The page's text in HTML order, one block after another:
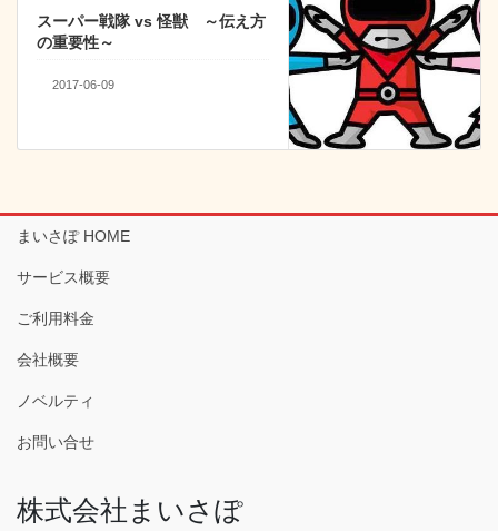
スーパー戦隊 vs 怪獣 ～伝え方
の重要性～
2017-06-09
まいさぽ HOME
サービス概要
ご利用料金
会社概要
ノベルティ
お問い合せ
株式会社まいさぽ